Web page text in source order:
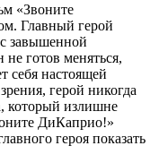
«Звоните
Главный герой
завышенной
готов меняться,
себя настоящей
герой никогда
который излишне
ДиКаприо!»
героя показать